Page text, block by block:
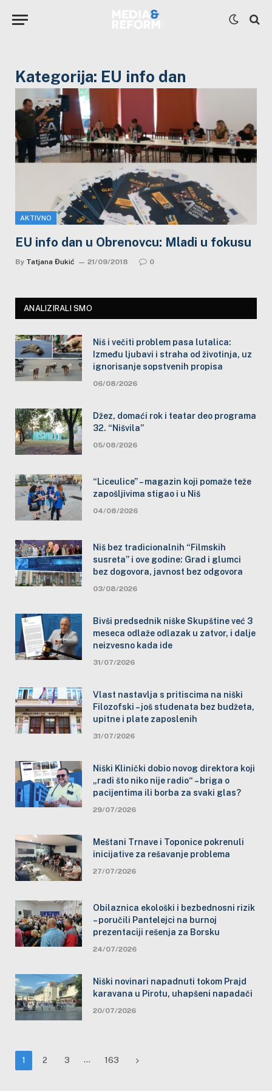
Kategorija: EU info dan
AKTIVNO
EU info dan u Obrenovcu: Mladi u fokusu
By Tatjana Đukić 21/09/2018 0
ANALIZIRALI SMO
Niš i večiti problem pasa lutalica:
Između ljubavi i straha od životinja, uz
ignorisanje sopstvenih propisa
06/08/2026
Džez, domaći rok i teatar deo programa
32. “Nišvila”
05/08/2026
“Liceulice” – magazin koji pomaže teže
zapošljivima stigao i u Niš
04/08/2026
Niš bez tradicionalnih “Filmskih
susreta” i ove godine: Grad i glumci
bez dogovora, javnost bez odgovora
03/08/2026
Bivši predsednik niške Skupštine već 3
meseca odlaže odlazak u zatvor, i dalje
neizvesno kada ide
31/07/2026
Vlast nastavlja s pritiscima na niški
Filozofski – još studenata bez budžeta,
upitne i plate zaposlenih
31/07/2026
Niški Klinički dobio novog direktora koji
„radi što niko nije radio“ – briga o
pacijentima ili borba za svaki glas?
29/07/2026
Meštani Trnave i Toponice pokrenuli
inicijative za rešavanje problema
27/07/2026
Obilaznica ekološki i bezbednosni rizik
– poručili Pantelejci na burnoj
prezentaciji rešenja za Borsku
24/07/2026
Niški novinari napadnuti tokom Prajd
karavana u Pirotu, uhapšeni napadači
20/07/2026
1 2 3 … 163 Next